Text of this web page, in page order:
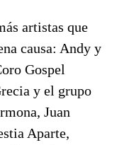
artistas que
causa: Andy y
Gospel
y el grupo
Juan
Aparte,